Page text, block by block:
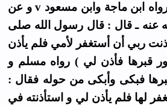
الدنيا وتذكر الآخرة» رواه ابن ماجة وابن مسعود v و عن
عنه ـ قال : قال رسول الله صلى
ربي أن أستغفر لأمي فلم يأذن
قبرها فأذن لي ) رواه مسلم و
فبكى وأبكى من حوله فقال :
لها فلم يأذن لي و استأذنته في